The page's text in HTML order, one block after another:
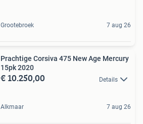
Grootebroek 7 aug 26
Prachtige Corsiva 475 New Age Mercury
15pk 2020
€ 10.250,00 Details
Alkmaar 7 aug 26